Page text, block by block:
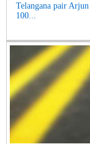
Telangana pair
100...